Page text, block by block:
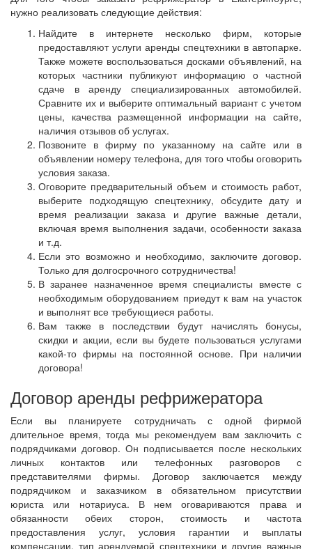
нужно реализовать следующие действия:
Найдите в интернете несколько фирм, которые
предоставляют услуги аренды спецтехники в автопарке.
Также можете воспользоваться досками объявлений, на
которых частники публикуют информацию о частной
сдаче в аренду специализированных автомобилей.
Сравните их и выберите оптимальный вариант с учетом
цены, качества размещенной информации на сайте,
наличия отзывов об услугах.
Позвоните в фирму по указанному на сайте или в
объявлении номеру телефона, для того чтобы оговорить
условия заказа.
Оговорите предварительный объем и стоимость работ,
выберите подходящую спецтехнику, обсудите дату и
время реализации заказа и другие важные детали,
включая время выполнения задачи, особенности заказа
и т.д.
Если это возможно и необходимо, заключите договор.
Только для долгосрочного сотрудничества!
В заранее назначенное время специалисты вместе с
необходимым оборудованием приедут к вам на участок
и выполнят все требующиеся работы.
Вам также в последствии будут начислять бонусы,
скидки и акции, если вы будете пользоваться услугами
какой-то фирмы на постоянной основе. При наличии
договора!
Договор аренды рефрижератора
Если вы планируете сотрудничать с одной фирмой
длительное время, тогда мы рекомендуем вам заключить с
подрядчиками договор. Он подписывается после нескольких
личных контактов или телефонных разговоров с
представителями фирмы. Договор заключается между
подрядчиком и заказчиком в обязательном присутствии
юриста или нотариуса. В нем оговариваются права и
обязанности обеих сторон, стоимость и частота
предоставления услуг, условия гарантии и выплаты
компенсации, тип арендуемой спецтехники и другие важные